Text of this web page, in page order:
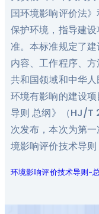
国环境影响评价法
保护环境，指导建
准。本标准规定了建
内容、工作程序、
共和国领域和中华
环境有影响的建设
导则 总纲》（HJ/T
次发布，本次为第
境影响评价技术导
环境影响评价技术导则-总